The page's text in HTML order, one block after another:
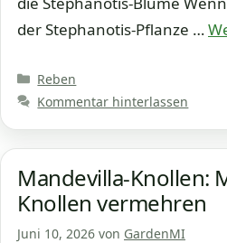
der Stephanotis-Pflanze …
Kategorien
Reben
Kommentar hinterlassen
Mandevilla-Knollen:
Knollen vermehren
Juni 10, 2026 von GardenMI